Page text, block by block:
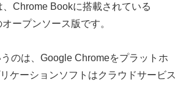
Chrome Bookに搭載されている
ープンソース版です。
のは、Google Chromeをプラットホ
ケーションソフトはクラウドサービス